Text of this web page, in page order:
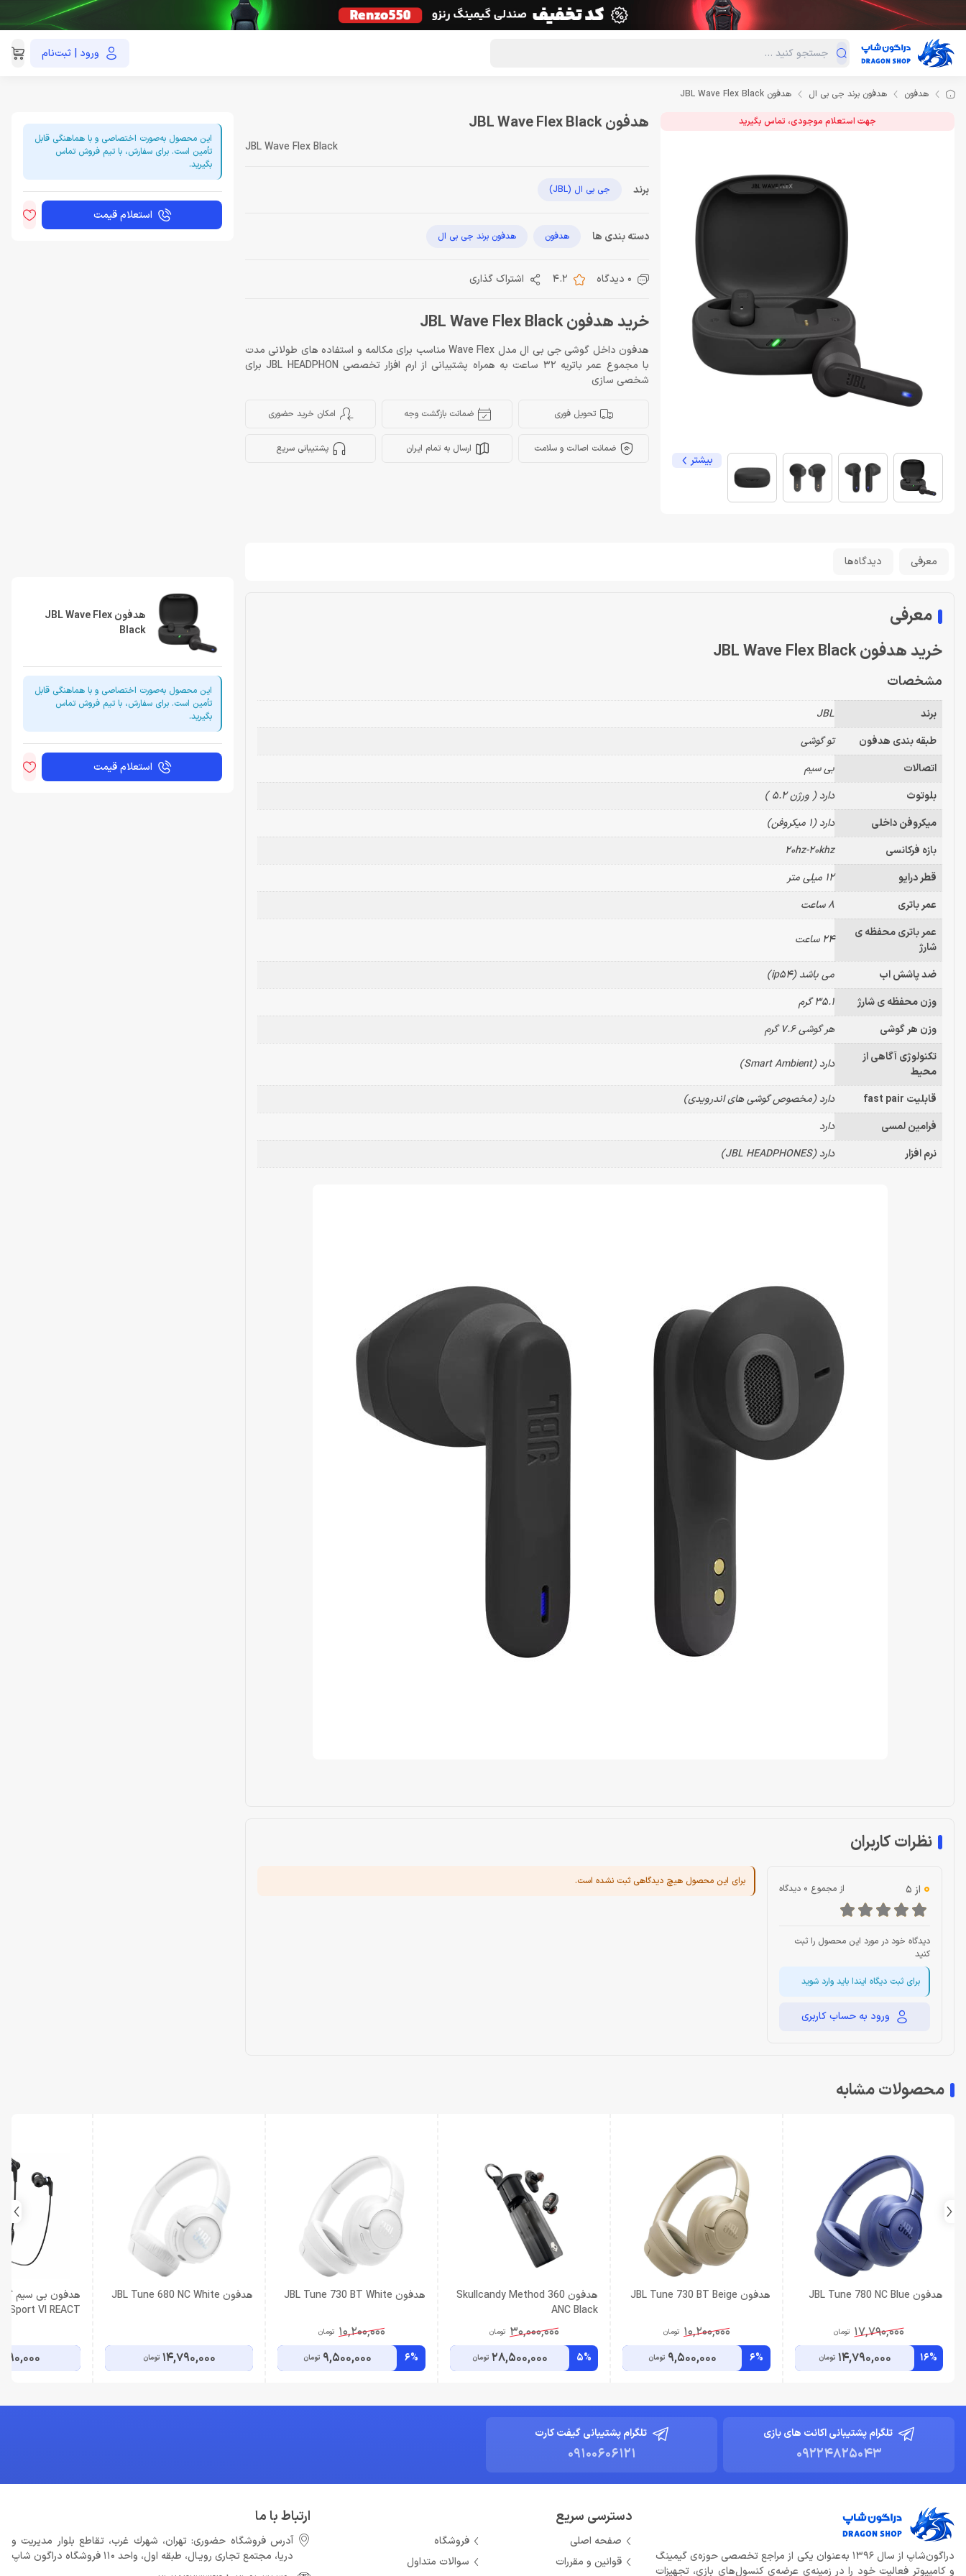
ورود | ثبت‌نام دسته‌بندی محصولات فروش ویژه 021-91035390
هدفون هدفون برند جی بی ال هدفون JBL Wave Flex Black
جهت استعلام موجودی، تماس بگیرید
بیشتر
هدفون JBL Wave Flex Black
JBL Wave Flex Black
برند جی بی ال (JBL)
دسته بندی ها هدفون هدفون برند جی بی ال
0 دیدگاه 4.2 اشتراک گذاری
خرید هدفون JBL Wave Flex Black
هدفون داخل گوشی جی بی ال مدل Wave Flex مناسب برای مکالمه و استفاده های طولانی مدت
با مجموع عمر باتریه 32 ساعت به همراه پشتیبانی از ارم افزار تخصصی JBL HEADPHON برای
شخصی سازی
تحویل فوری ضمانت بازگشت وجه امکان خرید حضوری
ضمانت اصالت و سلامت ارسال به تمام ایران پشتیبانی سریع
این محصول به‌صورت اختصاصی و با هماهنگی قابل
تأمین است. برای سفارش، با تیم فروش تماس
بگیرید.
استعلام قیمت
معرفی دیدگاه‌ها
معرفی
خرید هدفون JBL Wave Flex Black
مشخصات
برند
JBL
طبقه بندی هدفون
تو گوشی
اتصالات
بی سیم
بلوتوث
دارد ( ورژن 5.2 )
میکروفن داخلی
دارد (1 میکروفن)
بازه فرکانسی
20hz-20khz
قطر درایو
12 میلی متر
عمر باتری
8 ساعت
عمر باتری محفظه ی
شارژ
24 ساعت
ضد پاشش اب
می باشد (ip54)
وزن محفظه ی شارژ
35.1 گرم
وزن هر گوشی
هر گوشی 7.6 گرم
تکنولوژی آگاهی از
محیط
دارد (Smart Ambient)
قابلیت fast pair
دارد (مخصوص گوشی های اندرویدی)
فرامین لمسی
دارد
نرم افزار
دارد (JBL HEADPHONES)
نظرات کاربران
0 از 5 از مجموع 0 دیدگاه
دیدگاه خود در مورد این محصول را ثبت
کنید
برای ثبت دیگاه ایندا باید وارد شوید
ورود به حساب کاربری
برای این محصول هیچ دیدگاهی ثبت نشده است.
هدفون JBL Wave Flex
Black
این محصول به‌صورت اختصاصی و با هماهنگی قابل
تأمین است. برای سفارش، با تیم فروش تماس
بگیرید.
استعلام قیمت
محصولات مشابه
هدفون JBL Tune 780 NC Blue
17,790,000 تومان
16%
14,790,000 تومان
هدفون JBL Tune 730 BT Beige
10,200,000 تومان
6%
9,500,000 تومان
هدفون Skullcandy Method 360
ANC Black
30,000,000 تومان
5%
28,500,000 تومان
هدفون JBL Tune 730 BT White
10,200,000 تومان
6%
9,500,000 تومان
هدفون JBL Tune 680 NC White
14,790,000 تومان
هدفون بی سیم
Sport VI REACT
تلگرام پشتیبانی اکانت های بازی
09224825043
تلگرام پشتیبانی گیفت کارت
09100606121
دراگون‌شاپ از سال 1396 به‌عنوان یکی از مراجع تخصصی حوزه‌ی گیمینگ
و کامپیوتر فعالیت خود را در زمینه‌ی عرضه‌ی کنسول‌های بازی، تجهیزات
دسترسی سریع
صفحه اصلی
فروشگاه
قوانین و مقررات
سوالات متداول
ارتباط با ما
آدرس فروشگاه حضوری: تهران، شهرك غرب، تقاطع بلوار مدیریت و
دريا، مجتمع تجارى رويـال، طبقه اول، واحد 110 فروشگاه دراگون شاپ